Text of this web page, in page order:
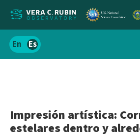
Localizar
el
Español
Impresión artística:
estelares dentro y